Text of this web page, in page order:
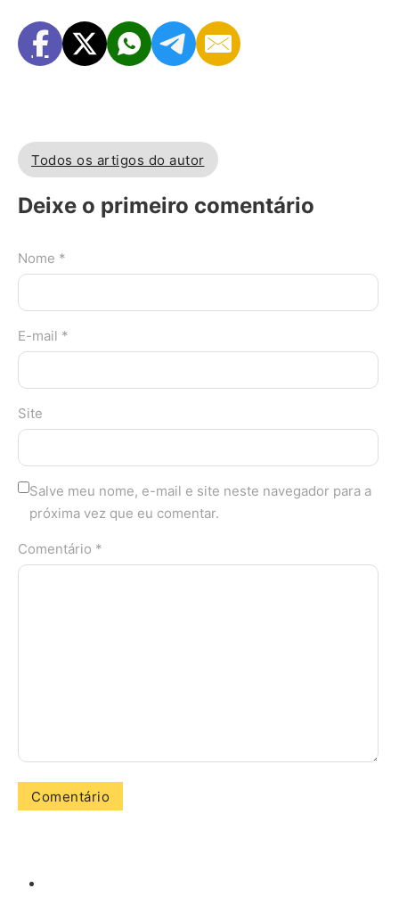
Todos os artigos do autor
Deixe o primeiro comentário
Nome *
E-mail *
Site
Salve meu nome, e-mail e site neste navegador para a
próxima vez que eu comentar.
Comentário *